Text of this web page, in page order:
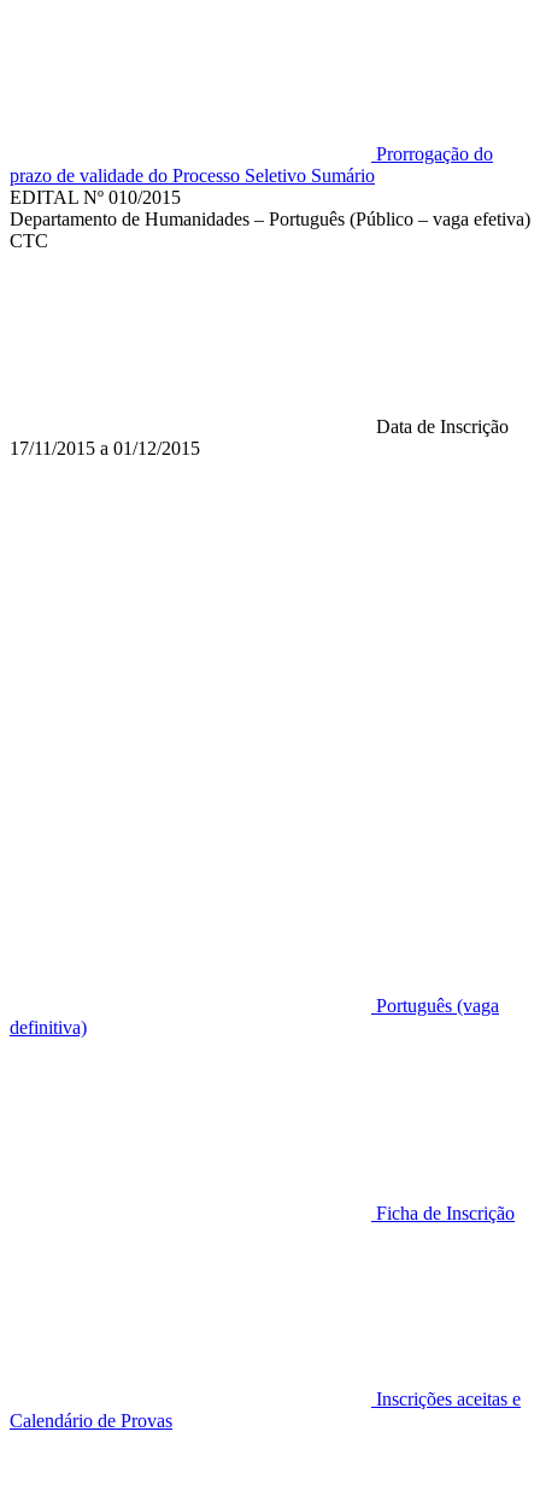
Prorrogação do
prazo de validade do Processo Seletivo Sumário
EDITAL Nº 010/2015
Departamento de Humanidades – Português (Público – vaga efetiva)
CTC
Data de Inscrição
17/11/2015 a 01/12/2015
Português (vaga
definitiva)
Ficha de Inscrição
Inscrições aceitas e
Calendário de Provas